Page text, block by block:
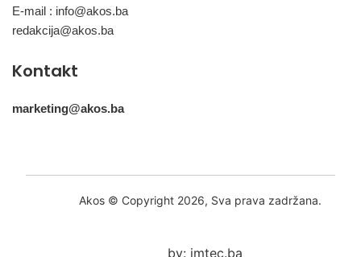
E-mail : info@akos.ba
redakcija@akos.ba
Kontakt
marketing@akos.ba
Akos © Copyright 2026, Sva prava zadržana.
by: imtec.ba